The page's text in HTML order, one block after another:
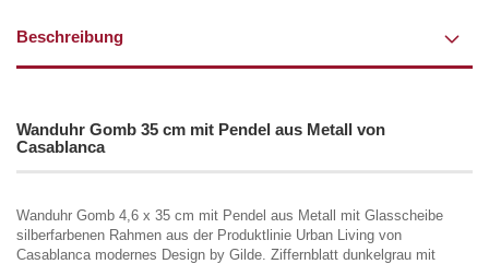
Beschreibung
Wanduhr Gomb 35 cm mit Pendel aus Metall von
Casablanca
Wanduhr Gomb 4,6 x 35 cm mit Pendel aus Metall mit Glasscheibe
silberfarbenen Rahmen aus der Produktlinie Urban Living von
Casablanca modernes Design by Gilde. Ziffernblatt dunkelgrau mit